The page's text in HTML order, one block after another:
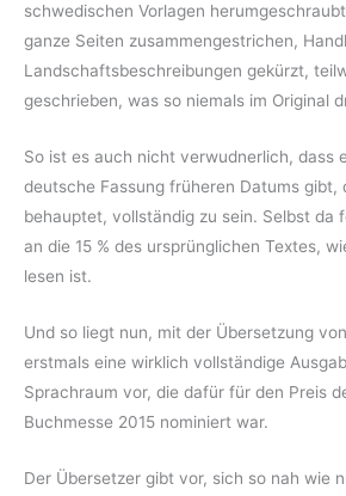
schwedischen Vorlagen
ganze Seiten zusammengestrichen,
Landschaftsbeschreibungen gekürzt,
geschrieben, was so niemals im Original
So ist es auch nicht verwudnerlich, dass
deutsche Fassung früheren Datums gibt,
behauptet, vollständig zu sein. Selbst da
an die 15 % des ursprünglichen Textes,
lesen ist.
Und so liegt nun, mit der Übersetzung
erstmals eine wirklich vollständige
Sprachraum vor, die dafür für den Preis
Buchmesse 2015 nominiert war.
Der Übersetzer gibt vor, sich so nah wie